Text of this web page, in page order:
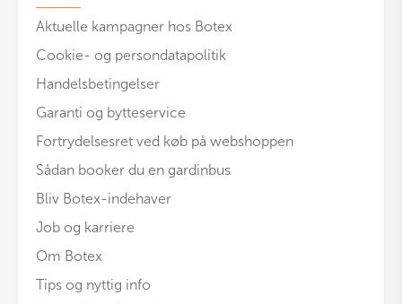
Aktuelle kampagner hos Botex
Cookie- og persondatapolitik
Handelsbetingelser
Garanti og bytteservice
Fortrydelsesret ved køb på webshoppen
Sådan booker du en gardinbus
Bliv Botex-indehaver
Job og karriere
Om Botex
Tips og nyttig info